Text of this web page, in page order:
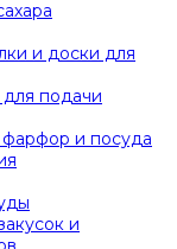
и доски для
подачи
и посуда
и